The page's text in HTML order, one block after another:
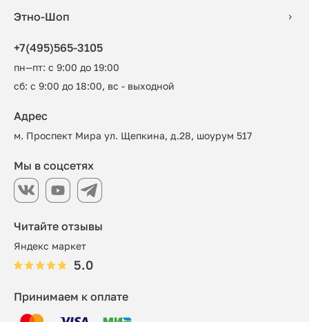
Этно-Шоп
+7(495)565-3105
пн—пт: с 9:00 до 19:00
сб: с 9:00 до 18:00, вс - выходной
Читайте отзывы
Яндекс маркет
5.0
Адрес
м. Проспект Мира ул. Щепкина, д.28, шоурум 517
Принимаем к оплате
Мы в соцсетях